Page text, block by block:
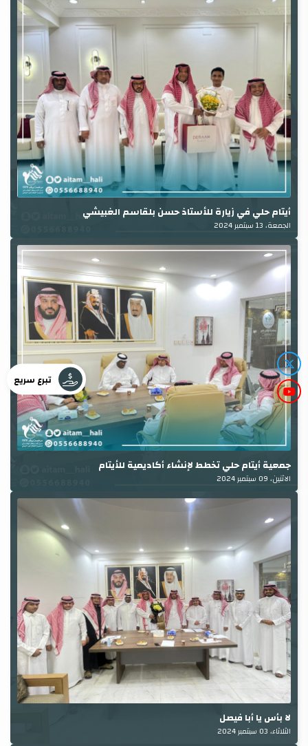
أيتام حلي في زيارة للأستاذ حسن بلقاسم الغبيشي
الجمعة، 13 سبتمبر 2024
جمعية أيتام حلي تخطط لإنشاء أكاديمية للأيتام
الاثنين، 09 سبتمبر 2024
لا بأس يا أبا فيصل
الثلاثاء، 03 سبتمبر 2024
تبرع سريع